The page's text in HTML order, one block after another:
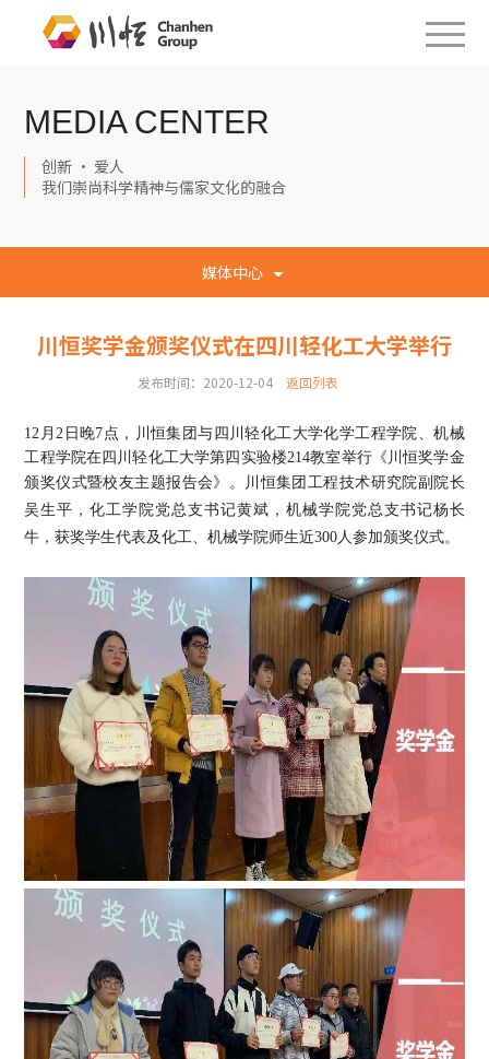
MEDIA CENTER
创新 · 爱人
我们崇尚科学精神与儒家文化的融合
媒体中心
川恒奖学金颁奖仪式在四川轻化工大学举行
发布时间：2020-12-04 返回列表
12月2日晚7点，川恒集团与四川轻化工大学化学工程学院、机械
工程学院在四川轻化工大学第四实验楼214教室举行《川恒奖学金
颁奖仪式暨校友主题报告会》 。
川恒集团工程技术研究院副院长
吴生平，化工学院党总支书记黄斌，机械学院党总支书记杨长
牛，获奖学生代表及化工、机械学院师生近300人参加颁奖仪式。